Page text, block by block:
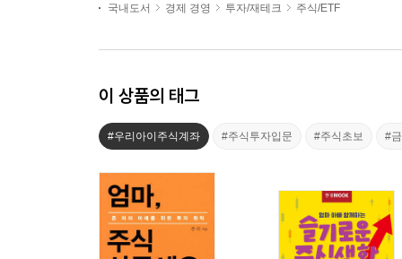
국내도서
경제 경영 투자/재테크 주식/ETF
이 상품의 태그
#우리아이주식계좌 #주식투자입문 #주식초보 #